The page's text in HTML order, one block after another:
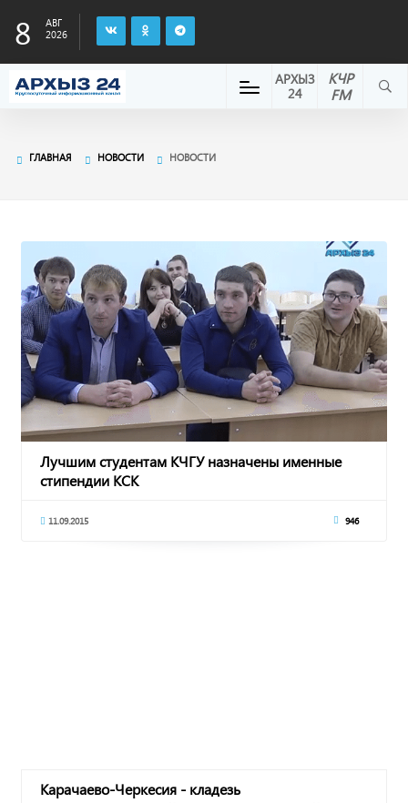
8
АВГ
2026
КЧР
FM
АРХЫЗ
24
ГЛАВНАЯ НОВОСТИ НОВОСТИ
Лучшим студентам КЧГУ назначены именные
стипендии КСК
11.09.2015 946
Карачаево-Черкесия - кладезь